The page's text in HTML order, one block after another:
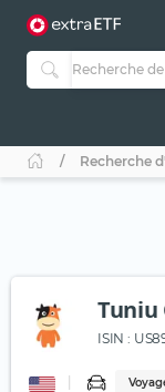
Recherche
Tuniu
ISIN :